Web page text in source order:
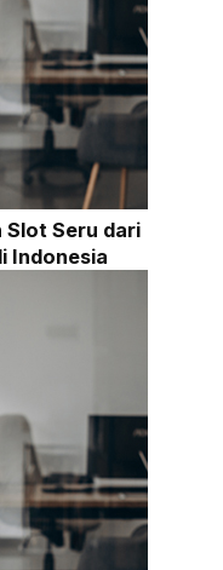
Slot Seru dari
Indonesia